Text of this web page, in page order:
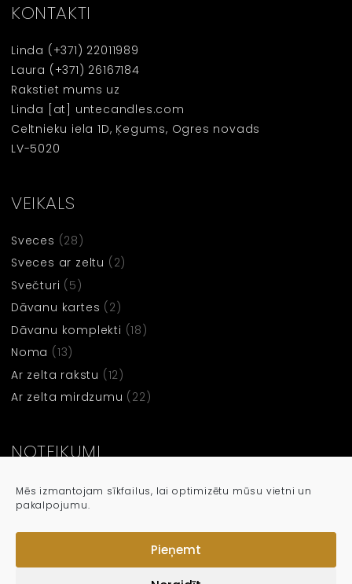
Mēs izmantojam sīkfailus, lai optimizētu mūsu vietni un
pakalpojumu.
Pieņemt
KONTAKTI
Linda (+371) 22011989
Laura (+371) 26167184
Rakstiet mums uz
Linda [at] untecandles.com
Celtnieku iela 1D, Ķegums, Ogres novads
LV-5020
VEIKALS
Sveces (28)
Sveces ar zeltu (2)
Svečturi (5)
Dāvanu kartes (2)
Dāvanu komplekti (18)
Noma (13)
Ar zelta rakstu (12)
Ar zelta mirdzumu (22)
NOTEIKUMI
Noteikumi un nosacījumi
Privātuma Politika
Sīkdatņu politika